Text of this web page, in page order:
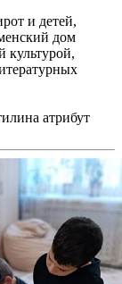
и детей,
дом
культурой,
атрибут